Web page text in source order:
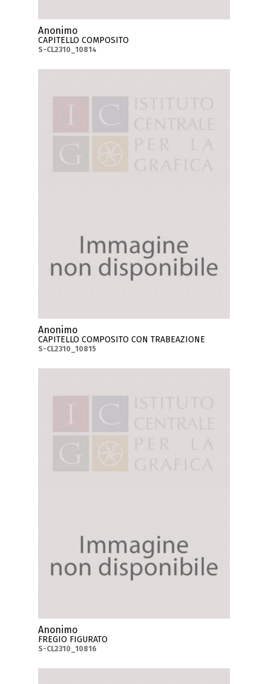
Anonimo
CAPITELLO COMPOSITO
S-CL2310_10814
Anonimo
CAPITELLO COMPOSITO CON TRABEAZIONE
S-CL2310_10815
Anonimo
FREGIO FIGURATO
S-CL2310_10816